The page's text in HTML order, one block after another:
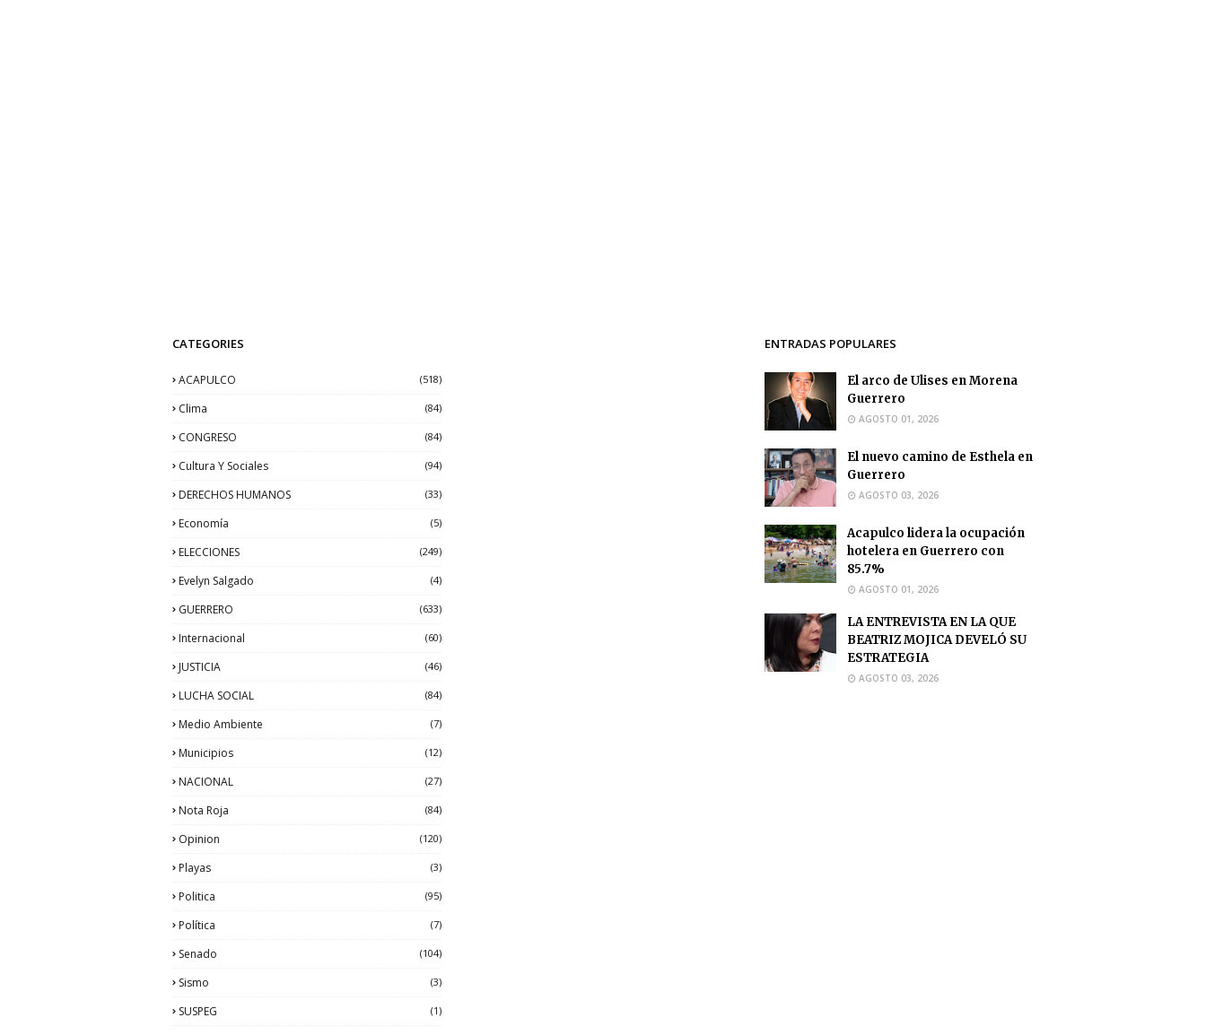
CATEGORIES
ACAPULCO (518)
Clima (84)
CONGRESO (84)
Cultura Y Sociales (94)
DERECHOS HUMANOS (33)
Economía (5)
ELECCIONES (249)
Evelyn Salgado (4)
GUERRERO (633)
Internacional (60)
JUSTICIA (46)
LUCHA SOCIAL (84)
Medio Ambiente (7)
Municipios (12)
NACIONAL (27)
Nota Roja (84)
Opinion (120)
Playas (3)
Politica (95)
Política (7)
Senado (104)
Sismo (3)
SUSPEG (1)
ENTRADAS POPULARES
El arco de Ulises en Morena
Guerrero
AGOSTO 01, 2026
El nuevo camino de Esthela en
Guerrero
AGOSTO 03, 2026
Acapulco lidera la ocupación
hotelera en Guerrero con
85.7%
AGOSTO 01, 2026
LA ENTREVISTA EN LA QUE
BEATRIZ MOJICA DEVELÓ SU
ESTRATEGIA
AGOSTO 03, 2026